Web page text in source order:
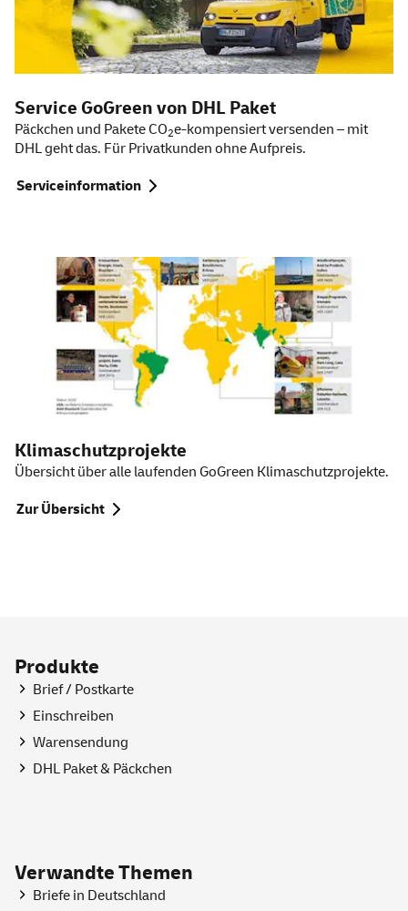
Service GoGreen von DHL Paket
Päckchen und Pakete CO2e-kompensiert versenden – mit
DHL geht das. Für Privatkunden ohne Aufpreis.
Serviceinformation
Klimaschutzprojekte
Übersicht über alle laufenden GoGreen Klimaschutzprojekte.
Zur Übersicht
Produkte
Brief / Postkarte
Einschreiben
Warensendung
DHL Paket & Päckchen
Verwandte Themen
Briefe in Deutschland